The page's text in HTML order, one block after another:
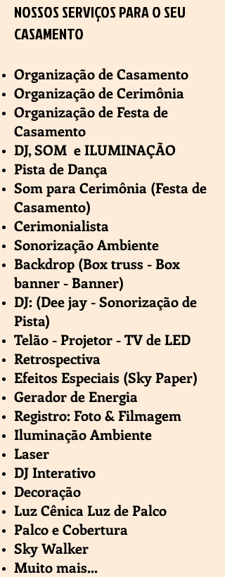
NOSSOS SERVIÇOS PARA O SEU
CASAMENTO
Organização de Casamento
Organização de Cerimônia
Organização de Festa de
Casamento
DJ, SOM e ILUMINAÇÃO
Pista de Dança
Som para Cerimônia (Festa de
Casamento)
Cerimonialista
Sonorização Ambiente
Backdrop (Box truss - Box
banner - Banner)
DJ: (Dee jay - Sonorização de
Pista)
Telão - Projetor - TV de LED
Retrospectiva
Efeitos Especiais (Sky Paper)
Gerador de Energia
Registro: Foto & Filmagem
Iluminação Ambiente
Laser
DJ Interativo
Decoração
Luz Cênica Luz de Palco
Palco e Cobertura
Sky Walker
Muito mais...